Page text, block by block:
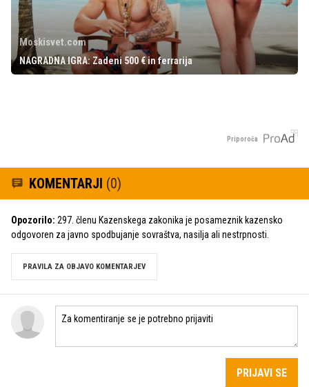
Moskisvet.com
NAGRADNA IGRA: Zadeni 500 € in ferrarija
Priporoča
KOMENTARJI (0)
Opozorilo: 297. členu Kazenskega zakonika je posameznik kazensko
odgovoren za javno spodbujanje sovraštva, nasilja ali nestrpnosti.
PRAVILA ZA OBJAVO KOMENTARJEV
PRIJAVI SE